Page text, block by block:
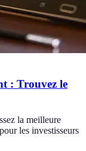
: Trouvez le
la meilleure
les investisseurs